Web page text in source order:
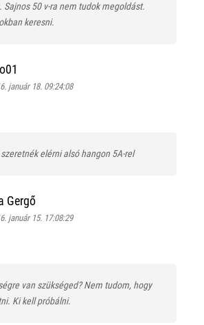
Sajnos 50 v-ra nem tudok megoldást.
keresni.
január 18. 09:24:08
elérni alsó hangon 5A-rel
Gergő
január 15. 17:08:29
van szükséged? Nem tudom, hogy
Ki kell próbálni.